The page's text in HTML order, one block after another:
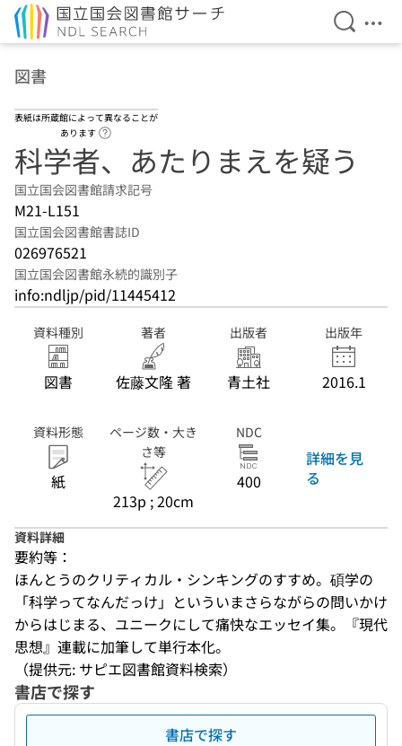
検索を
メ
図書
表紙は所蔵館によって異なることが
あります
科学者、あたりまえを疑う
国立国会図書館請求記号
M21-L151
国立国会図書館書誌ID
026976521
国立国会図書館永続的識別子
info:ndljp/pid/11445412
資料種別
図書
著者
佐藤文隆 著
出版者
青土社
出版年
2016.1
資料形態
紙
ページ数・大き
さ等
213p ; 20cm
NDC
400
詳細を見
る
資料詳細
要約等：
ほんとうのクリティカル・シンキングのすすめ。碩学の
「科学ってなんだっけ」といういまさらながらの問いかけ
からはじまる、ユニークにして痛快なエッセイ集。『現代
思想』連載に加筆して単行本化。
（提供元: サピエ図書館資料検索）
書店で探す
書店で探す